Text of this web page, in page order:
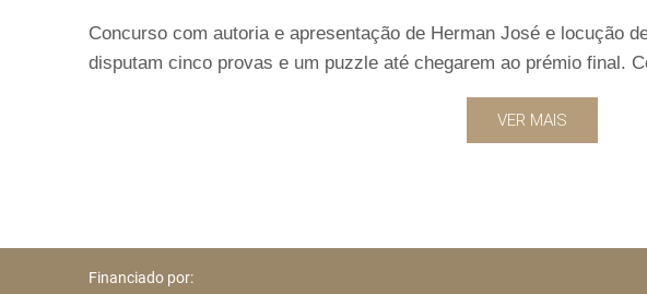
Concurso com autoria e apresentação de Herman José e locução
disputam cinco provas e um puzzle até chegarem ao prémio final.
VER MAIS
Financiado por: